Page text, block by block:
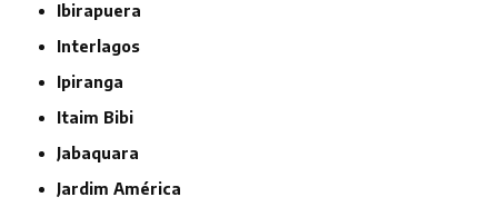
Ibirapuera
Interlagos
Ipiranga
Itaim Bibi
Jabaquara
Jardim América